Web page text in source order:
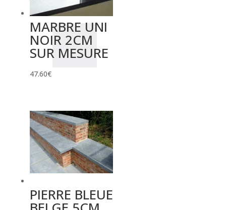
MARBRE UNI
NOIR 2CM
SUR MESURE
47.60€
PIERRE BLEUE